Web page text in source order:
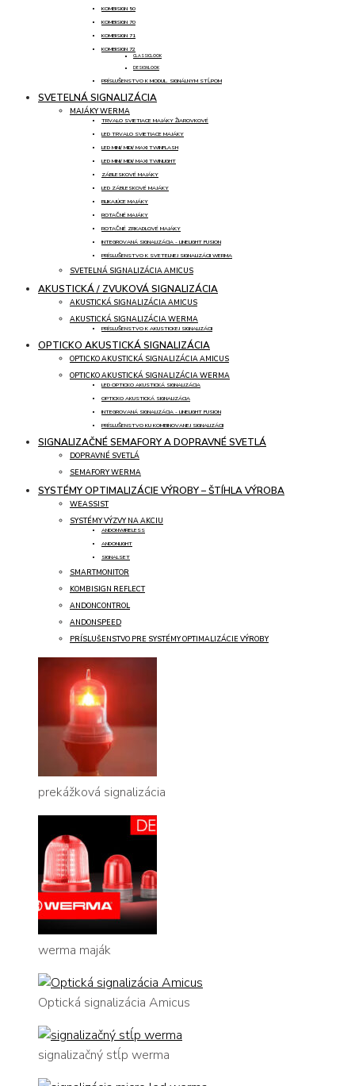
KOMBISIGN 50
KOMBISIGN 70
KOMBISIGN 71
KOMBISIGN 72
CLASSICLOOK
DESIGNLOOK
PRÍSLUŠENSTVO K MODUL. SIGNÁLNYM STĹPOM
SVETELNÁ SIGNALIZÁCIA
MAJÁKY WERMA
TRVALO SVIETIACE MAJÁKY ŽIAROVKOVÉ
LED TRVALO SVIETIACE MAJÁKY
LED MINI/ MIDI/ MAXI TWINFLASH
LED MINI/ MIDI/ MAXI TWINLIGHT
ZÁBLESKOVÉ MAJÁKY
LED ZÁBLESKOVÉ MAJÁKY
BLIKAJÚCE MAJÁKY
ROTAČNÉ MAJÁKY
ROTAČNÉ ZRKADLOVÉ MAJÁKY
INTEGROVANÁ SIGNALIZÁCIA - LINELIGHT FUSION
PRÍSLUŠENSTVO K SVETELNEJ SIGNALIZÁCII WERMA
SVETELNÁ SIGNALIZÁCIA AMICUS
AKUSTICKÁ / ZVUKOVÁ SIGNALIZÁCIA
AKUSTICKÁ SIGNALIZÁCIA AMICUS
AKUSTICKÁ SIGNALIZÁCIA WERMA
PRÍSLUŠENSTVO K AKUSTICKEJ SIGNALIZÁCII
OPTICKO AKUSTICKÁ SIGNALIZÁCIA
OPTICKO AKUSTICKÁ SIGNALIZÁCIA AMICUS
OPTICKO AKUSTICKÁ SIGNALIZÁCIA WERMA
LED OPTICKO AKUSTICKÁ SIGNALIZÁCIA
OPTICKO AKUSTICKÁ SIGNALIZÁCIA
INTEGROVANÁ SIGNALIZÁCIA - LINELIGHT FUSION
PRÍSLUŠENSTVO KU KOMBINOVANEJ SIGNALIZÁCII
SIGNALIZAČNÉ SEMAFORY A DOPRAVNÉ SVETLÁ
DOPRAVNÉ SVETLÁ
SEMAFORY WERMA
SYSTÉMY OPTIMALIZÁCIE VÝROBY – ŠTÍHLA VÝROBA
WEASSIST
SYSTÉMY VÝZVY NA AKCIU
ANDONWIRELESS
ANDONLIGHT
SIGNALSET
SMARTMONITOR
KOMBISIGN REFLECT
ANDONCONTROL
ANDONSPEED
PRÍSLUŠENSTVO PRE SYSTÉMY OPTIMALIZÁCIE VÝROBY
prekážková signalizácia
werma maják
Optická signalizácia Amicus
signalizačný stĺp werma